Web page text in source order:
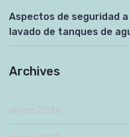
Aspectos de seguridad
lavado de tanques de
Archives